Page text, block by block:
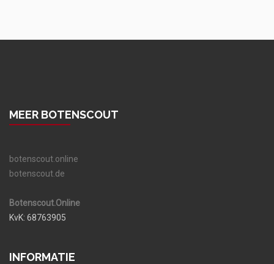
MEER BOTENSCOUT
botenscout.online
botenscout.de
Botenscout.Online
KvK: 68763905
INFORMATIE